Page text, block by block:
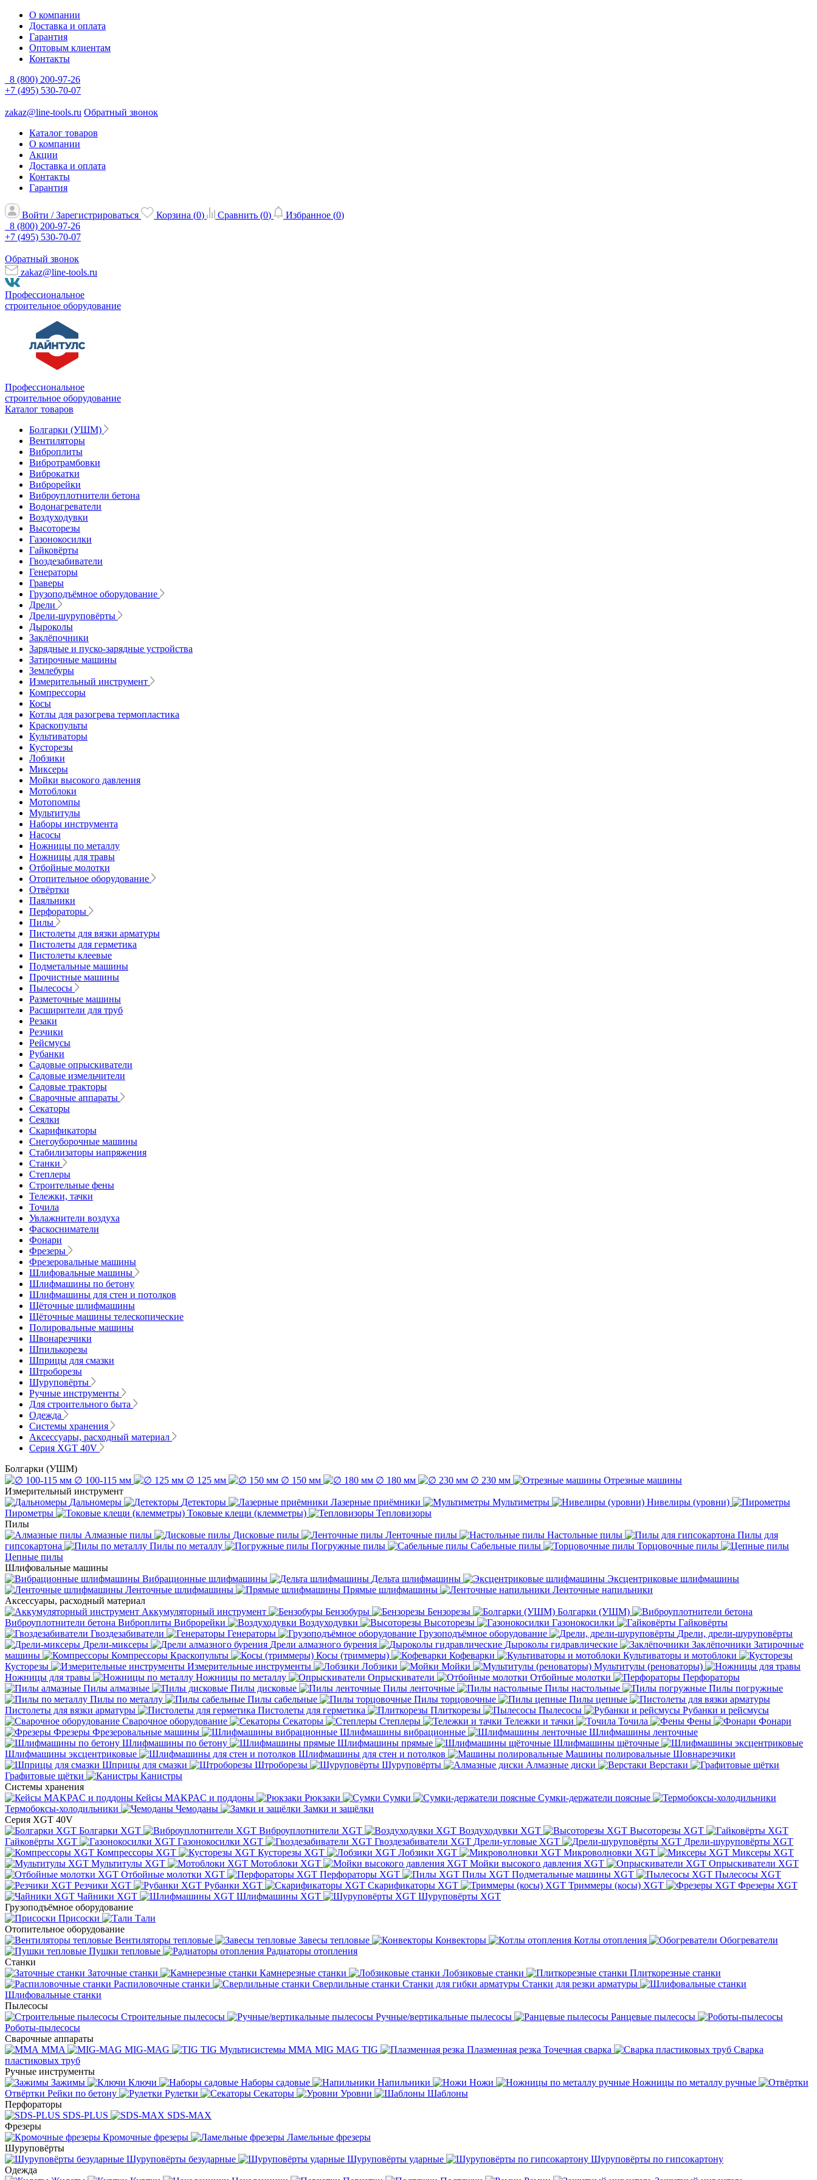
О компании
Доставка и оплата
Гарантия
Оптовым клиентам
Контакты
8 (800) 200-97-26
+7 (495) 530-70-07
zakaz@line-tools.ru Обратный звонок
Каталог товаров
О компании
Акции
Доставка и оплата
Контакты
Гарантия
Войти / Зарегистрироваться Корзина (0) Сравнить (0) Избранное (0)
8 (800) 200-97-26
+7 (495) 530-70-07
Обратный звонок
zakaz@line-tools.ru
Профессиональное
строительное оборудование
Профессиональное
строительное оборудование
Каталог товаров
Болгарки (УШМ)
Вентиляторы
Виброплиты
Вибротрамбовки
Виброкатки
Виброрейки
Виброуплотнители бетона
Водонагреватели
Воздуходувки
Высоторезы
Газонокосилки
Гайковёрты
Гвоздезабиватели
Генераторы
Граверы
Грузоподъёмное оборудование
Дрели
Дрели-шуруповёрты
Дыроколы
Заклёпочники
Зарядные и пуско-зарядные устройства
Затирочные машины
Землебуры
Измерительный инструмент
Компрессоры
Косы
Котлы для разогрева термопластика
Краскопульты
Культиваторы
Кусторезы
Лобзики
Миксеры
Мойки высокого давления
Мотоблоки
Мотопомпы
Мультитулы
Наборы инструмента
Насосы
Ножницы по металлу
Ножницы для травы
Отбойные молотки
Отопительное оборудование
Отвёртки
Паяльники
Перфораторы
Пилы
Пистолеты для вязки арматуры
Пистолеты для герметика
Пистолеты клеевые
Подметальные машины
Прочистные машины
Пылесосы
Разметочные машины
Расширители для труб
Резаки
Резчики
Рейсмусы
Рубанки
Садовые опрыскиватели
Садовые измельчители
Садовые тракторы
Сварочные аппараты
Секаторы
Сеялки
Скарификаторы
Снегоуборочные машины
Стабилизаторы напряжения
Станки
Степлеры
Строительные фены
Тележки, тачки
Точила
Увлажнители воздуха
Фаскосниматели
Фонари
Фрезеры
Фрезеровальные машины
Шлифовальные машины
Шлифмашины по бетону
Шлифмашины для стен и потолков
Щёточные шлифмашины
Щёточные машины телескопические
Полировальные машины
Швонарезчики
Шпилькорезы
Шприцы для смазки
Штроборезы
Шуруповёрты
Ручные инструменты
Для строительного быта
Одежда
Системы хранения
Аксессуары, расходный материал
Серия XGT 40V
Болгарки (УШМ)
∅ 100-115 мм
∅ 125 мм ∅ 150 мм ∅ 180 мм ∅ 230 мм
Отрезные машины
Измерительный инструмент
Дальномеры
Детекторы Лазерные приёмники Мультиметры
Нивелиры (уровни)
Пирометры
Токовые клещи (клемметры)
Тепловизоры
Пилы
Алмазные пилы
Дисковые пилы Ленточные пилы Настольные пилы
Пилы для
гипсокартона
Пилы по металлу Погружные пилы Сабельные пилы
Торцовочные пилы
Цепные пилы
Шлифовальные машины
Вибрационные шлифмашины
Дельта шлифмашины
Эксцентриковые шлифмашины
Ленточные шлифмашины
Прямые шлифмашины
Ленточные напильники
Аксессуары, расходный материал
Аккумуляторный инструмент
Бензобуры Бензорезы
Болгарки (УШМ)
Виброуплотнители бетона Виброплиты Виброрейки Воздуходувки Высоторезы Газонокосилки
Гайковёрты
Гвоздезабиватели
Генераторы Грузоподъёмное оборудование
Дрели, дрели-шуруповёрты
Дрели-миксеры
Дрели алмазного бурения Дыроколы гидравлические Заклёпочники Затирочные
машины
Компрессоры Краскопульты Косы (триммеры) Кофеварки
Культиваторы и мотоблоки
Кусторезы
Измерительные инструменты Лобзики Мойки
Мультитулы (реноваторы)
Ножницы для травы
Ножницы по металлу Опрыскиватели Отбойные молотки
Перфораторы
Пилы алмазные
Пилы дисковые Пилы ленточные Пилы настольные
Пилы погружные
Пилы по металлу
Пилы сабельные Пилы торцовочные
Пилы цепные
Пистолеты для вязки арматуры
Пистолеты для герметика Плиткорезы Пылесосы
Рубанки и рейсмусы
Сварочное оборудование
Секаторы Степлеры Тележки и тачки Точила Фены
Фонари
Фрезеры Фрезеровальные машины Шлифмашины вибрационные
Шлифмашины ленточные
Шлифмашины по бетону
Шлифмашины прямые
Шлифмашины щёточные
Шлифмашины эксцентриковые
Шлифмашины для стен и потолков Машины полировальные Шовнарезчики
Шприцы для смазки
Штроборезы Шуруповёрты Алмазные диски
Верстаки
Графитовые щётки
Канистры
Системы хранения
Кейсы MAKPAC и поддоны
Рюкзаки Сумки
Сумки-держатели поясные
Термобоксы-холодильники
Чемоданы
Замки и защёлки
Серия XGT 40V
Болгарки XGT
Виброуплотнители XGT Воздуходувки XGT
Высоторезы XGT
Гайковёрты XGT
Газонокосилки XGT Гвоздезабиватели XGT Дрели-угловые XGT
Дрели-шуруповёрты XGT
Компрессоры XGT
Кусторезы XGT Лобзики XGT Микроволновки XGT
Миксеры XGT
Мультитулы XGT
Мотоблоки XGT Мойки высокого давления XGT
Опрыскиватели XGT
Отбойные молотки XGT
Перфораторы XGT Пилы XGT Подметальные машины XGT
Пылесосы XGT
Резчики XGT
Рубанки XGT Скарификаторы XGT Триммеры (косы) XGT
Фрезеры XGT
Чайники XGT
Шлифмашины XGT
Шуруповёрты XGT
Грузоподъёмное оборудование
Присоски
Тали
Отопительное оборудование
Вентиляторы тепловые
Завесы тепловые Конвекторы Котлы отопления
Обогреватели
Пушки тепловые
Радиаторы отопления
Станки
Заточные станки
Камнерезные станки Лобзиковые станки
Плиткорезные станки
Распиловочные станки
Сверлильные станки Станки для гибки арматуры Станки для резки арматуры
Шлифовальные станки
Пылесосы
Строительные пылесосы
Ручные/вертикальные пылесосы
Ранцевые пылесосы
Роботы-пылесосы
Сварочные аппараты
MMA
MIG-MAG TIG Мультисистемы ММА MIG MAG TIG Плазменная резка Точечная сварка
Cварка
пластиковых труб
Ручные инструменты
Зажимы
Ключи Наборы садовые Напильники Ножи
Ножницы по металлу ручные
Отвёртки Рейки по бетону Рулетки Секаторы Уровни
Шаблоны
Перфораторы
SDS-PLUS
SDS-MAX
Фрезеры
Кромочные фрезеры
Ламельные фрезеры
Шуруповёрты
Шуруповёрты безударные
Шуруповёрты ударные
Шуруповёрты по гипсокартону
Одежда